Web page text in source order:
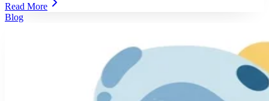
Read More
Blog